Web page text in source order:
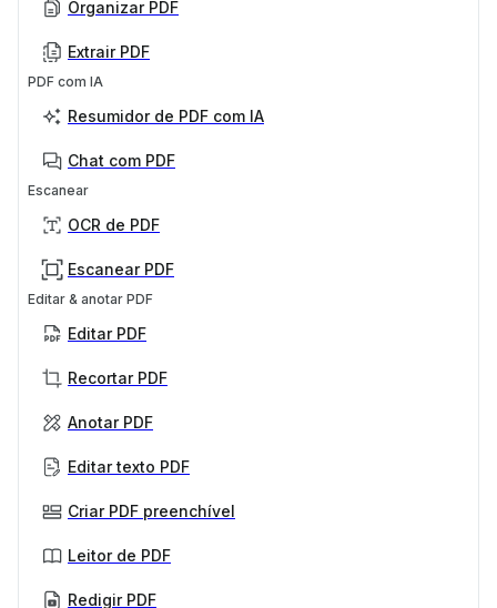
Organizar PDF
Extrair PDF
PDF com IA
Resumidor de PDF com IA
Chat com PDF
Escanear
OCR de PDF
Escanear PDF
Editar & anotar PDF
Editar PDF
Recortar PDF
Anotar PDF
Editar texto PDF
Criar PDF preenchível
Leitor de PDF
Redigir PDF